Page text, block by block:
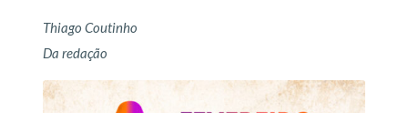
Thiago Coutinho
Da redação